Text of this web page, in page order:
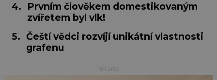
4.
Prvním člověkem domestikovaným
zvířetem byl vlk!
5. Čeští vědci rozvíjí unikátní vlastnosti
grafenu